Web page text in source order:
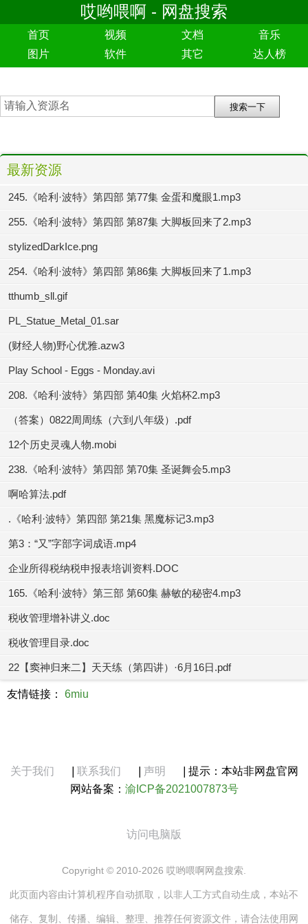
哎哟喂啊 - 网盘搜索
首页 视频 文档
音乐
图片
软件 其它 达人榜
最新资源
245.《哈利·波特》第四部 第77集 金蛋和魔眼1.mp3
255.《哈利·波特》第四部 第87集 大脚板回来了2.mp3
stylizedDarkIce.png
254.《哈利·波特》第四部 第86集 大脚板回来了1.mp3
tthumb_sll.gif
PL_Statue_Metal_01.sar
(财经人物)野心优雅.azw3
Play School - Eggs - Monday.avi
208.《哈利·波特》第四部 第40集 火焰杯2.mp3
（答案）0822周周练（六到八年级）.pdf
12个历史灵魂人物.mobi
238.《哈利·波特》第四部 第70集 圣诞舞会5.mp3
啊哈算法.pdf
.《哈利·波特》第四部 第21集 黑魔标记3.mp3
第3：“又”字部字词成语.mp4
企业所得税纳税申报表培训资料.DOC
165.《哈利·波特》第三部 第60集 赫敏的秘密4.mp3
税收管理增补讲义.doc
税收管理目录.doc
22【窦神归来二】天天练（第四讲）·6月16日.pdf
友情链接： 6miu
关于我们 联系我们 声明
提示：本站非网盘官网
网站备案： 渝ICP备2021007873号
访问电脑版
Copyright © 2010-2026 哎哟喂啊网盘搜索.
此页面内容由计算机程序自动抓取，以非人工方式自动生成，本站不
储存、复制、传播、编辑、整理、推荐任何资源文件，请合法使用网